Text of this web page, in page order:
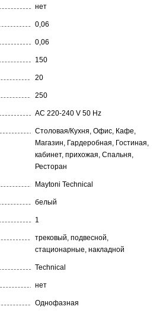
нет
0,06
0,06
150
20
250
AC 220-240 V 50 Hz
Столовая/Кухня, Офис, Кафе,
Магазин, Гардеробная, Гостиная,
кабинет, прихожая, Спальня,
Ресторан
Maytoni Technical
белый
1
трековый, подвесной,
стационарные, накладной
Technical
нет
Однофазная